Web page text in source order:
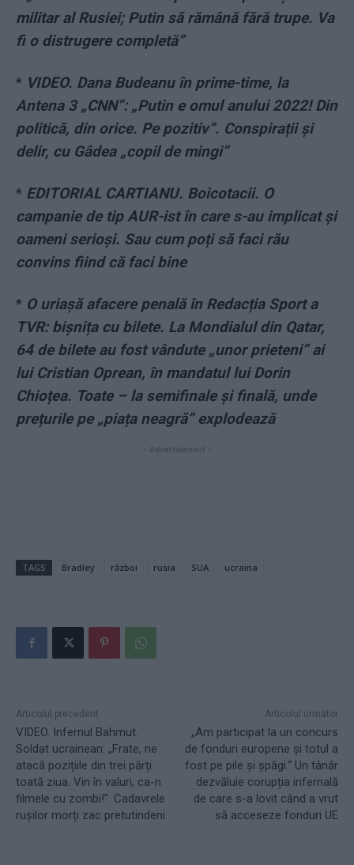
militar al Rusiei; Putin să rămână fără trupe. Va
fi o distrugere completă”
* VIDEO. Dana Budeanu în prime-time, la
Antena 3 „CNN”: „Putin e omul anului 2022! Din
politică, din orice. Pe pozitiv”. Conspirații și
delir, cu Gâdea „copil de mingi”
* EDITORIAL CARTIANU. Boicotacii. O
campanie de tip AUR-ist în care s-au implicat și
oameni serioși. Sau cum poți să faci rău
convins fiind că faci bine
* O uriașă afacere penală în Redacția Sport a
TVR: bișnița cu bilete. La Mondialul din Qatar,
64 de bilete au fost vândute „unor prieteni” ai
lui Cristian Oprean, în mandatul lui Dorin
Chioțea. Toate – la semifinale și finală, unde
prețurile pe „piața neagră” explodează
- Advertisement -
TAGS Bradley război rusia SUA ucraina
Articolul precedent
VIDEO. Infernul Bahmut.
Soldat ucrainean: „Frate, ne
atacă pozițiile din trei părți
toată ziua. Vin în valuri, ca-n
filmele cu zombi!”. Cadavrele
rușilor morți zac pretutindeni
Articolul următor
„Am participat la un concurs
de fonduri europene și totul a
fost pe pile și șpăgi.“ Un tânăr
dezvăluie corupția infernală
de care s-a lovit când a vrut
să acceseze fonduri UE